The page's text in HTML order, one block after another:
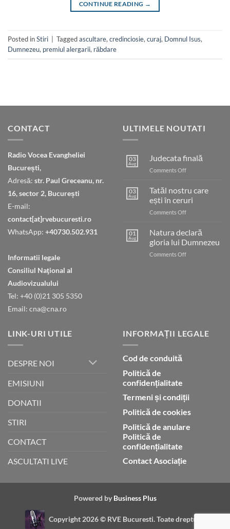
CONTINUE READING →
Posted inStiri Taggedascultare, credinciosie, curaj, Domnul Isus,
Dumnezeu, premiul alergarii, răbdare
CONTACT
Radio Vocea Evangheliei
București,
Adresă: str. Paul Greceanu, nr.
16, sector 2, București
E-mail:
contact[at]rvebucuresti.ro
WhatsApp: +40730.502.931
Informatii legale
Consiliul Naţional al
Audiovizualului
Tel: +40 (0)21 305 5350
Email: cna@cna.ro
ULTIMELE NOUTATI
03
Aug
Judecata finală
Comments Offon
03
Aug
Tatăl nostru care
ești în ceruri
Comments Offon
nostru
care
ești
în
01
Aug
Natura declară
gloria lui Dumnezeu
Comments Offon
LINK-URI UTILE
DESPRE NOI
EMISIUNI
DONATII
STIRI
CONTACT
ASCULTATI LIVE
INFORMAȚII LEGALE
Cod de conduită
Politică de
confidențialitate
Termeni și condiții
Politică de cookies
Politică de anulare
Politică de
confidențialitate
Contact Asociație
Powered by Business Plus
Copyright 2026 © RVE Bucuresti. Toate drepturile